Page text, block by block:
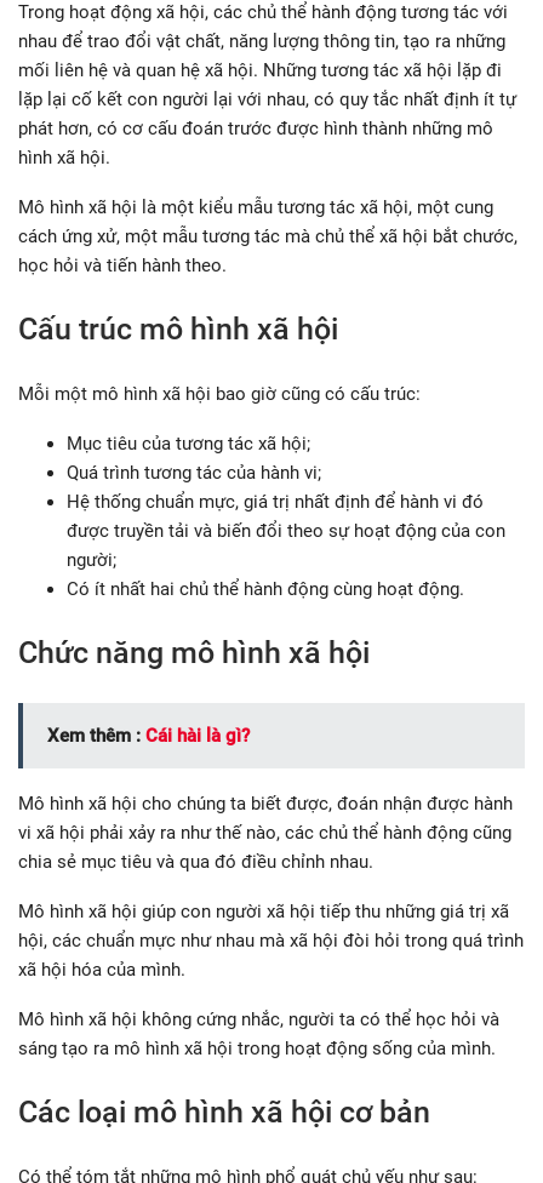
Trong hoạt động xã hội, các chủ thể hành động tương tác với
nhau để trao đổi vật chất, năng lượng thông tin, tạo ra những
mối liên hệ và quan hệ xã hội. Những tương tác xã hội lặp đi
lặp lại cố kết con người lại với nhau, có quy tắc nhất định ít tự
phát hơn, có cơ cấu đoán trước được hình thành những mô
hình xã hội.
Mô hình xã hội là một kiểu mẫu tương tác xã hội, một cung
cách ứng xử, một mẫu tương tác mà chủ thể xã hội bắt chước,
học hỏi và tiến hành theo.
Cấu trúc mô hình xã hội
Mỗi một mô hình xã hội bao giờ cũng có cấu trúc:
Mục tiêu của tương tác xã hội;
Quá trình tương tác của hành vi;
Hệ thống chuẩn mực, giá trị nhất định để hành vi đó
được truyền tải và biến đổi theo sự hoạt động của con
người;
Có ít nhất hai chủ thể hành động cùng hoạt động.
Chức năng mô hình xã hội
Xem thêm : Cái hài là gì?
Mô hình xã hội cho chúng ta biết được, đoán nhận được hành
vi xã hội phải xảy ra như thế nào, các chủ thể hành động cũng
chia sẻ mục tiêu và qua đó điều chỉnh nhau.
Mô hình xã hội giúp con người xã hội tiếp thu những giá trị xã
hội, các chuẩn mực như nhau mà xã hội đòi hỏi trong quá trình
xã hội hóa của mình.
Mô hình xã hội không cứng nhắc, người ta có thể học hỏi và
sáng tạo ra mô hình xã hội trong hoạt động sống của mình.
Các loại mô hình xã hội cơ bản
Có thể tóm tắt những mô hình phổ quát chủ yếu như sau: